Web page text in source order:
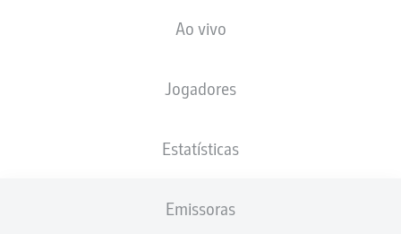
Ao vivo
Jogadores
Estatísticas
Emissoras
A escalação inicial será divulgada 60
minutos antes do início da partida